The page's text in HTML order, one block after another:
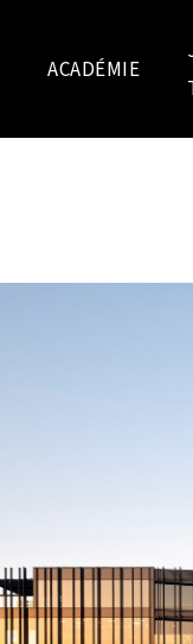
ACADÉMIE